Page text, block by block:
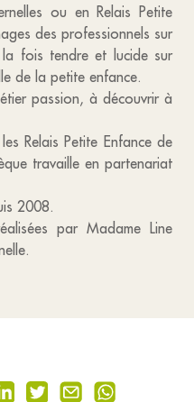
ou en Relais Petite
des professionnels sur
fois tendre et lucide sur
de la petite enfance.
passion, à découvrir à
Relais Petite Enfance de
travaille en partenariat
2008.
par Madame Line